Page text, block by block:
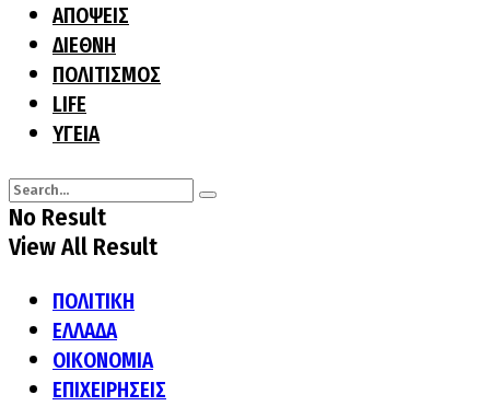
ΑΠΟΨΕΙΣ
ΔΙΕΘΝΗ
ΠΟΛΙΤΙΣΜΟΣ
LIFE
ΥΓΕΙΑ
No Result
View All Result
ΠΟΛΙΤΙΚΗ
ΕΛΛΑΔΑ
ΟΙΚΟΝΟΜΙΑ
ΕΠΙΧΕΙΡΗΣΕΙΣ